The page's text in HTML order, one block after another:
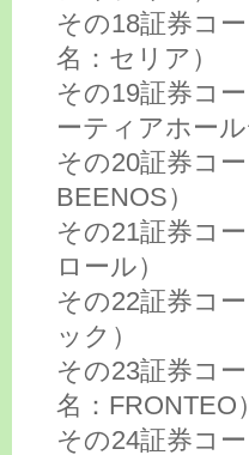
その18証券コ
名：セリア）
その19証券コ
ーティアホール
その20証券コ
BEENOS）
その21証券コ
ロール）
その22証券コ
ック）
その23証券コ
名：FRONTEO）
その24証券コ